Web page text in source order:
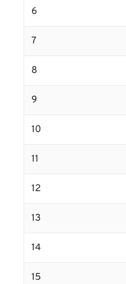
6
7
8
9
10
11
12
13
14
15